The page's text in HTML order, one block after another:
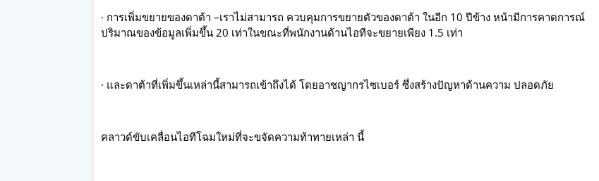
· การเพิ่มขยายของดาต้า –เราไม่สามารถ ควบคุมการขยายตัวของดาต้า ในอีก 10 ปีข้าง หน้ามีการคาดการณ์
ปริมาณของข้อมูลเพิ่มขึ้น 20 เท่าในขณะที่พนักงานด้านไอทีจะขยายเพียง 1.5 เท่า
· และดาต้าที่เพิ่มขึ้นเหล่านี้สามารถเข้าถึงได้ โดยอาชญากรไซเบอร์ ซึ่งสร้างปัญหาด้านความ ปลอดภัย
คลาวด์ขับเคลื่อนไอทีโฉมใหม่ที่จะขจัดความท้าทายเหล่า นี้